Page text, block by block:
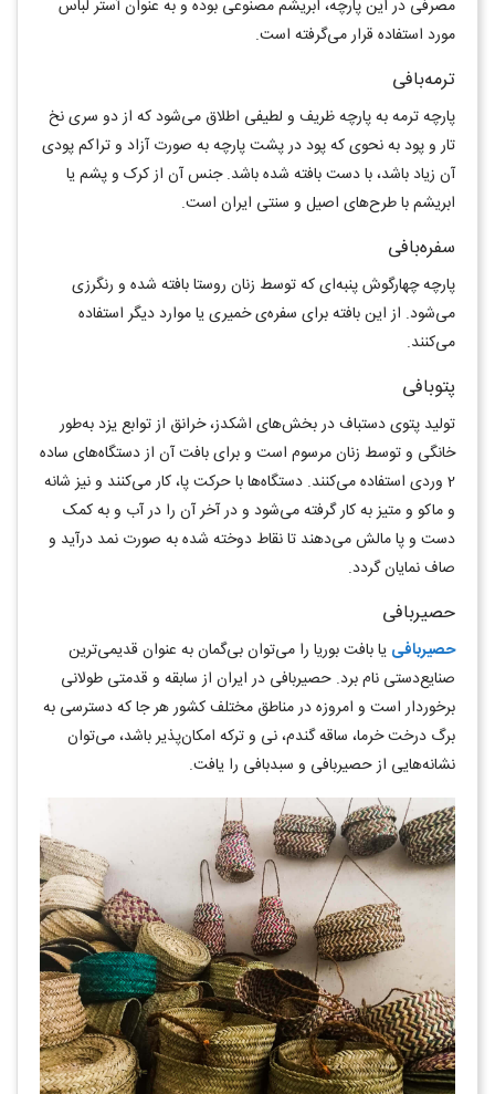
مصرفی در این پارچه، ابریشم مصنوعی بوده و به عنوان آستر لباس
مورد استفاده قرار می‌گرفته است.
ترمه‌بافی
پارچه ترمه به پارچه ظریف و لطیفی اطلاق می‌شود که از دو سری نخ
تار و پود به نحوی که پود در پشت پارچه به صورت آزاد و تراکم پودی
آن زیاد باشد، با دست بافته شده باشد. جنس آن از کرک و پشم یا
ابریشم با طرح‌های اصیل و سنتی ایران است.
سفره‌بافی
پارچه چهارگوش پنبه‌ای که توسط زنان روستا بافته شده و رنگرزی
می‌شود. از این بافته برای سفره‌ی خمیری یا موارد دیگر استفاده
می‌کنند.
پتوبافی
تولید پتوی دستباف در بخش‌های اشکدز، خرانق از توابع یزد به‌طور
خانگی و توسط زنان مرسوم است و برای بافت آن از دستگاه‌های ساده
2 وردی استفاده می‌کنند. دستگاه‌ها با حرکت پا، کار می‌کنند و نیز شانه
و ماکو و متیز به کار گرفته می‌شود و در آخر آن را در آب و به کمک
دست و پا مالش می‌دهند تا نقاط دوخته شده به صورت نمد درآید و
صاف نمایان گردد.
حصیربافی
حصیربافی یا بافت بوریا را می‌توان بی‌گمان به عنوان قدیمی‌ترین
صنایع‌دستی نام برد. حصیربافی در ایران از سابقه و قدمتی طولانی
برخوردار است و امروزه در مناطق مختلف کشور هر جا که دسترسی به
برگ درخت خرما، ساقه گندم، نی و ترکه امکان‌پذیر باشد، می‌توان
نشانه‌هایی از حصیربافی و سبدبافی را یافت.